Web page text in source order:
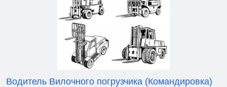
Водитель Вилочного погрузчика (Командировка)